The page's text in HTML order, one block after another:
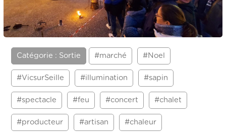
Catégorie : Sortie #marché #Noel
#VicsurSeille #illumination #sapin
#spectacle #feu #concert #chalet
#producteur #artisan #chaleur